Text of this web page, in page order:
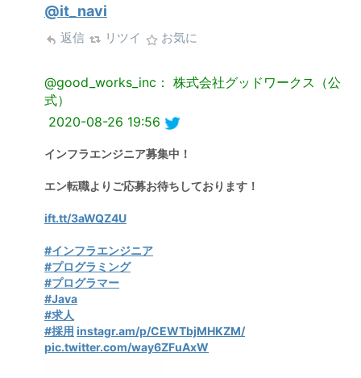
@it_navi
返信 リツイ お気に
@good_works_inc： 株式会社グッドワークス（公
式）
2020-08-26 19:56
インフラエンジニア募集中！
エン転職よりご応募お待ちしております！
ift.tt/3aWQZ4U
#インフラエンジニア
#プログラミング
#プログラマー
#Java
#求人
#採用 instagr.am/p/CEWTbjMHKZM/
pic.twitter.com/way6ZFuAxW